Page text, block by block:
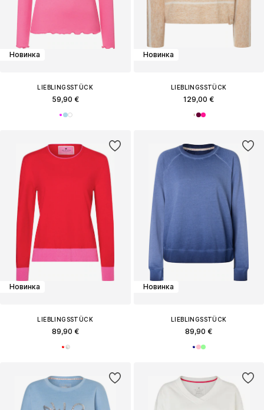
Новинка
LIEBLINGSSTÜCK
59,90 €
Новинка
LIEBLINGSSTÜCK
129,00 €
Новинка
LIEBLINGSSTÜCK
89,90 €
Новинка
LIEBLINGSSTÜCK
89,90 €